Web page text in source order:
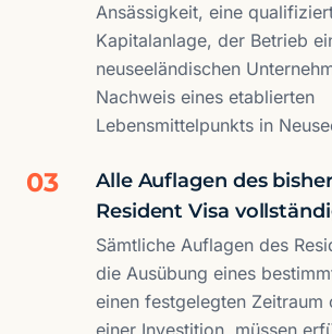
Ansässigkeit, eine
Kapitalanlage, der Betrieb
neuseeländischen
Nachweis eines etablierten
Lebensmittelpunkts in
03
Alle Auflagen des
Resident Visa
Sämtliche Auflagen des
die Ausübung eines
einen festgelegten Zeitraum
einer Investition, müssen